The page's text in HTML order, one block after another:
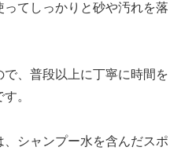
てしっかりと砂や汚れを落
、普段以上に丁寧に時間を
。
シャンプー水を含んだスポ